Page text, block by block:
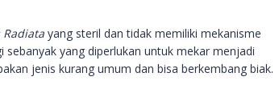
Radiata yang steril dan tidak memiliki mekanisme
yang diperlukan untuk mekar menjadi
jenis kurang umum dan bisa berkembang biak.